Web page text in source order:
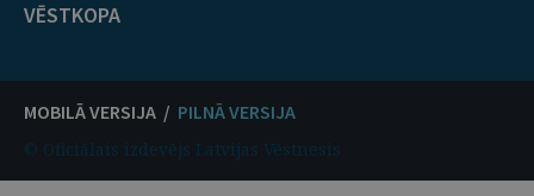
VĒSTKOPA
MOBILĀ VERSIJA / PILNĀ VERSIJA
© Oficiālais izdevējs Latvijas Vēstnesis